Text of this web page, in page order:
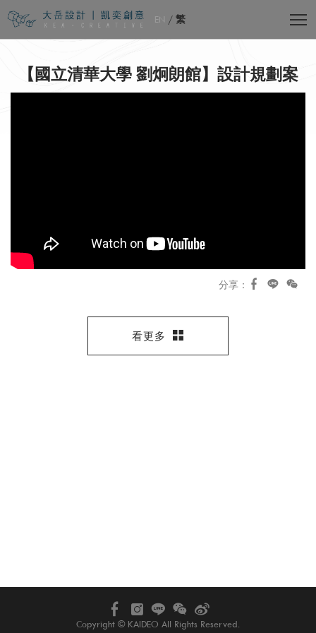
EN /繁
【國立清華大學 劉炯朗館】設計規劃案
分享：
看更多
Copyright © KAIDEO All Rights Reserved.